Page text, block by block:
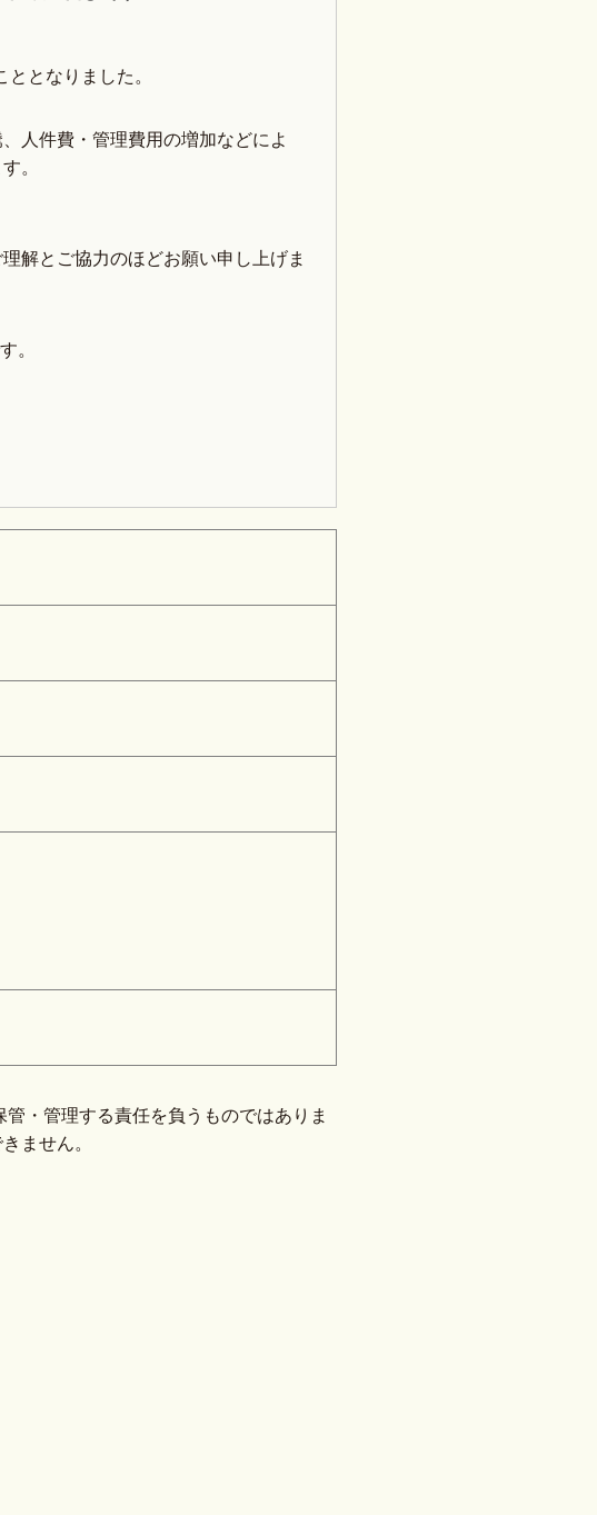
となりました。
人件費・管理費用の増加などによ
。
解とご協力のほどお願い申し上げま
。
・管理する責任を負うものではありま
ません。